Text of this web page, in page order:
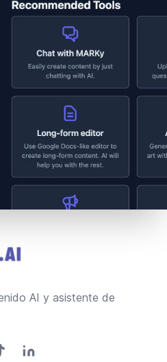
AI y asistente de